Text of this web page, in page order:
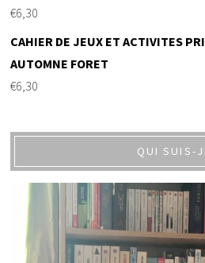
€6,30
CAHIER DE JEUX ET ACTIVITES
AUTOMNE FORET
€6,30
QUI SUIS-